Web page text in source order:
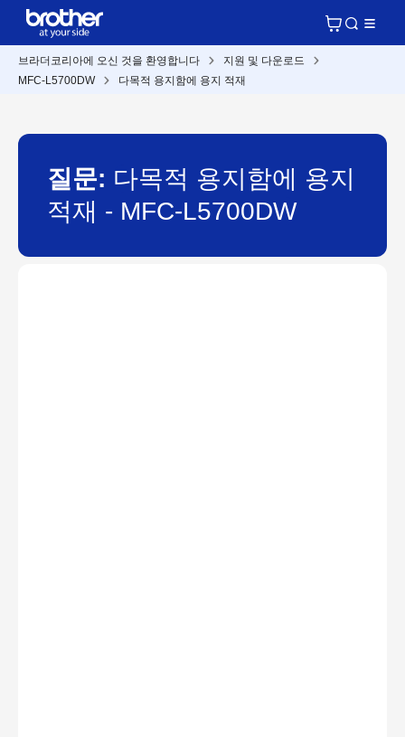
브라더코리아에 오신 것을 환영합니다
지원 및 다운로드
MFC-L5700DW
다목적 용지함에 용지 적재
질문: 다목적 용지함에 용지
적재 - MFC-L5700DW